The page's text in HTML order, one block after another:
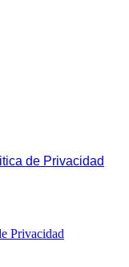
de Privacidad
Privacidad